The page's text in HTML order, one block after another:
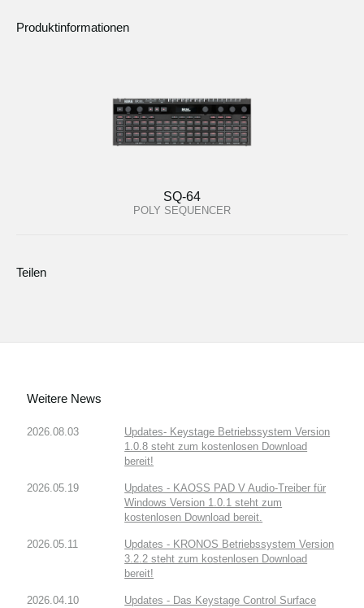
Produktinformationen
SQ-64
POLY SEQUENCER
Teilen
Weitere News
2026.08.03
Updates- Keystage Betriebssystem Version
1.0.8 steht zum kostenlosen Download
bereit!
2026.05.19
Updates - KAOSS PAD V Audio-Treiber für
Windows Version 1.0.1 steht zum
kostenlosen Download bereit.
2026.05.11
Updates - KRONOS Betriebssystem Version
3.2.2 steht zum kostenlosen Download
bereit!
2026.04.10
Updates - Das Keystage Control Surface